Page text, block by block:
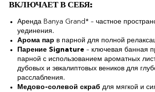
ВКЛЮЧАЕТ В СЕБЯ:
Аренда Banya Grand* – частное
уединения.
Арома пар в парной для полной
Парение Signature – ключевая банная
парной с использованием ароматных
дубовых и эвкалиптовых веников для
расслабления.
Медово-солевой скраб для мягкой и